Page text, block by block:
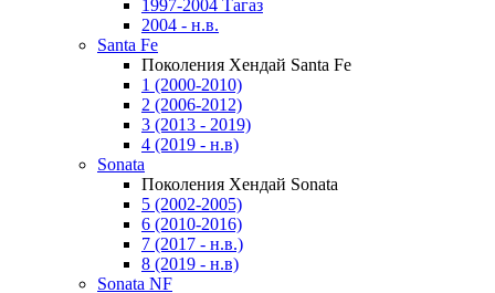
1997-2004 Тагаз
2004 - н.в.
Santa Fe
Поколения Хендай Santa Fe
1 (2000-2010)
2 (2006-2012)
3 (2013 - 2019)
4 (2019 - н.в)
Sonata
Поколения Хендай Sonata
5 (2002-2005)
6 (2010-2016)
7 (2017 - н.в.)
8 (2019 - н.в)
Sonata NF